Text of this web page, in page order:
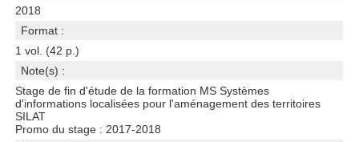
2018
Format :
1 vol. (42 p.)
Note(s) :
Stage de fin d'étude de la formation MS Systèmes
d'informations localisées pour l'aménagement des territoires
SILAT
Promo du stage : 2017-2018